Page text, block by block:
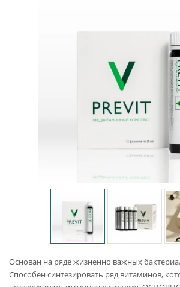
Основан на ряде жизненно важных
Способен синтезировать ряд витаминов,